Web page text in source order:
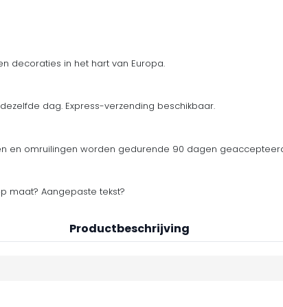
decoraties in het hart van Europa.
dag. Express-verzending beschikbaar.
en omruilingen worden gedurende 90 dagen
maat? Aangepaste tekst?
Productbeschrijving